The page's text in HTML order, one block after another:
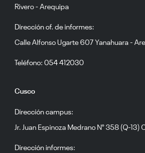
Rivero - Arequipa
Dirección of. de informes:
Calle Alfonso Ugarte 607 Yanahuara -
Teléfono: 054 412030
Cusco
Dirección campus:
Jr. Juan Espinoza Medrano N° 358 (Q-13)
Dirección informes: